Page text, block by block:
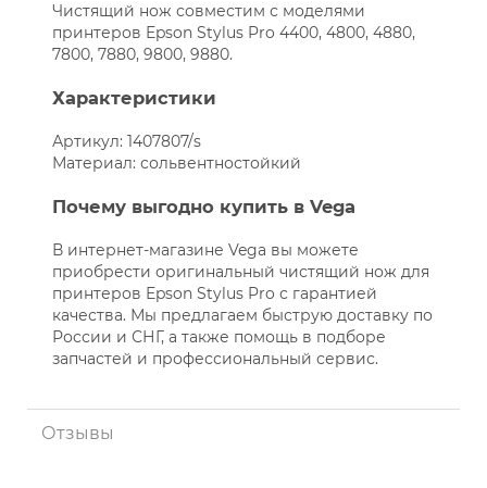
Чистящий нож совместим с моделями
принтеров Epson Stylus Pro 4400, 4800, 4880,
7800, 7880, 9800, 9880.
Характеристики
Артикул: 1407807/s
Материал: сольвентностойкий
Почему выгодно купить в Vega
В интернет-магазине Vega вы можете
приобрести оригинальный чистящий нож для
принтеров Epson Stylus Pro с гарантией
качества. Мы предлагаем быструю доставку по
России и СНГ, а также помощь в подборе
запчастей и профессиональный сервис.
Отзывы